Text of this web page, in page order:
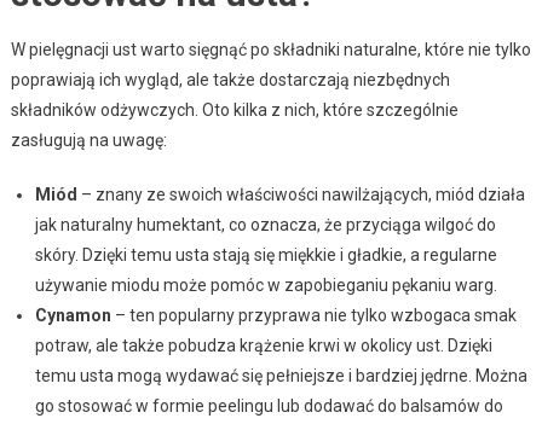
W pielęgnacji ust warto sięgnąć po składniki naturalne, które nie tylko
poprawiają ich wygląd, ale także dostarczają niezbędnych
składników odżywczych. Oto kilka z nich, które szczególnie
zasługują na uwagę:
Miód – znany ze swoich właściwości nawilżających, miód działa
jak naturalny humektant, co oznacza, że przyciąga wilgoć do
skóry. Dzięki temu usta stają się miękkie i gładkie, a regularne
używanie miodu może pomóc w zapobieganiu pękaniu warg.
Cynamon – ten popularny przyprawa nie tylko wzbogaca smak
potraw, ale także pobudza krążenie krwi w okolicy ust. Dzięki
temu usta mogą wydawać się pełniejsze i bardziej jędrne. Można
go stosować w formie peelingu lub dodawać do balsamów do